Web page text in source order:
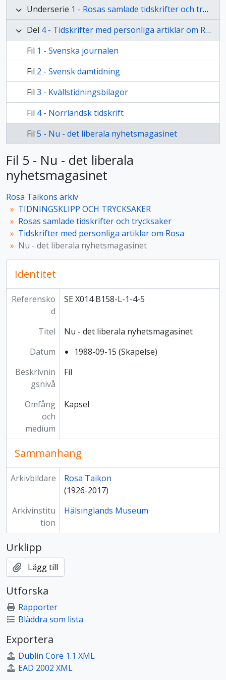
Underserie 1 - Rosas samlade tidskrifter och trycksaker
Del 4 - Tidskrifter med personliga artiklar om Rosa
Fil 1 - Svenska journalen
Fil 2 - Svensk damtidning
Fil 3 - Kvällstidningsbilagor
Fil 4 - Norrländsk tidskrift
Fil 5 - Nu - det liberala nyhetsmagasinet
Fil 5 - Nu - det liberala
nyhetsmagasinet
Rosa Taikons arkiv
TIDNINGSKLIPP OCH TRYCKSAKER
Rosas samlade tidskrifter och trycksaker
Tidskrifter med personliga artiklar om Rosa
Nu - det liberala nyhetsmagasinet
Identitet
Referensko
d
SE X014 B158-L-1-4-5
Titel
Nu - det liberala nyhetsmagasinet
Datum
1988-09-15 (Skapelse)
Beskrivnin
gsnivå
Fil
Omfång
och
medium
Kapsel
Sammanhang
Arkivbildare
Rosa Taikon
(1926-2017)
Arkivinstitu
tion
Hälsinglands Museum
Urklipp
Lägg till
Utforska
Rapporter
Bläddra som lista
Exportera
Dublin Core 1.1 XML
EAD 2002 XML